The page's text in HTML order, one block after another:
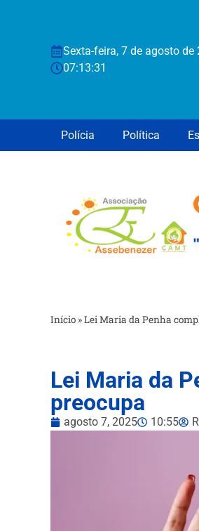
Sexta-feira, 7 de agosto de
07:13:31
Polícia Política
Início »Lei Maria da Penha
Lei Maria da
preocupa
agosto 7, 2025 10:55